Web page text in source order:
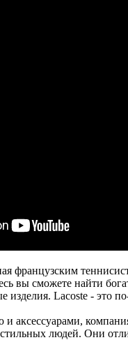
французским
вы сможете найти
изделия. Lacoste - это
и аксессуарами,
людей. Они